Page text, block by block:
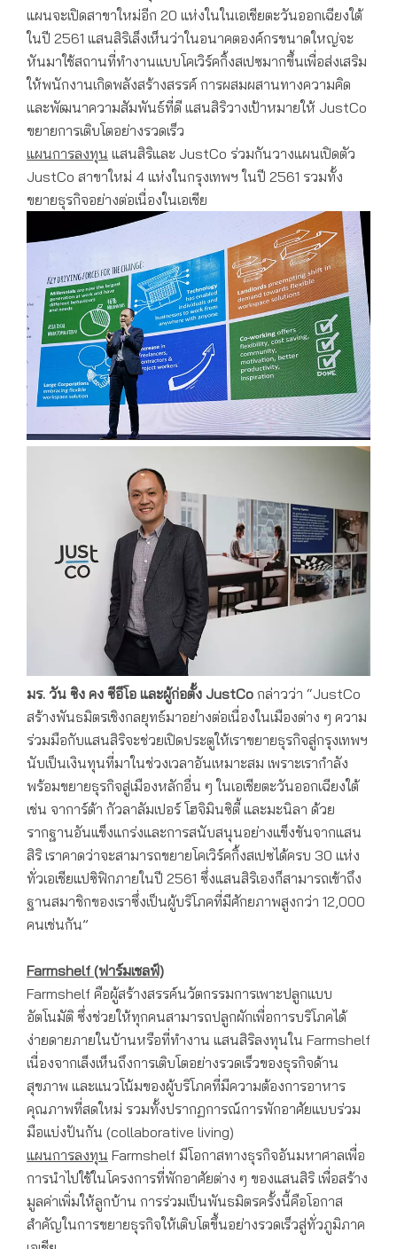
แผนจะเปิดสาขาใหม่อีก 20 แห่งในในเอเชียตะวันออกเฉียงใต้
ในปี 2561 แสนสิริเล็งเห็นว่าในอนาคตองค์กรขนาดใหญ่จะ
หันมาใช้สถานที่ทำงานแบบโคเวิร์คกิ้งสเปซมากขึ้นเพื่อส่งเสริม
ให้พนักงานเกิดพลังสร้างสรรค์ การผสมผสานทางความคิด
และพัฒนาความสัมพันธ์ที่ดี แสนสิริวางเป้าหมายให้ JustCo
ขยายการเติบโตอย่างรวดเร็ว
แผนการลงทุน แสนสิริและ JustCo ร่วมกันวางแผนเปิดตัว
JustCo สาขาใหม่ 4 แห่งในกรุงเทพฯ ในปี 2561 รวมทั้ง
ขยายธุรกิจอย่างต่อเนื่องในเอเชีย
มร. วัน ซิง คง ซีอีโอ และผู้ก่อตั้ง JustCo กล่าวว่า “JustCo
สร้างพันธมิตรเชิงกลยุทธ์มาอย่างต่อเนื่องในเมืองต่าง ๆ ความ
ร่วมมือกับแสนสิริจะช่วยเปิดประตูให้เราขยายธุรกิจสู่กรุงเทพฯ
นับเป็นเงินทุนที่มาในช่วงเวลาอันเหมาะสม เพราะเรากำลัง
พร้อมขยายธุรกิจสู่เมืองหลักอื่น ๆ ในเอเชียตะวันออกเฉียงใต้
เช่น จาการ์ต้า กัวลาลัมเปอร์ โฮจิมินซิตี้ และมะนิลา ด้วย
รากฐานอันแข็งแกร่งและการสนับสนุนอย่างแข็งขันจากแสน
สิริ เราคาดว่าจะสามารถขยายโคเวิร์คกิ้งสเปซได้ครบ 30 แห่ง
ทั่วเอเชียแปซิฟิกภายในปี 2561 ซึ่งแสนสิริเองก็สามารถเข้าถึง
ฐานสมาชิกของเราซึ่งเป็นผู้บริโภคที่มีศักยภาพสูงกว่า 12,000
คนเช่นกัน”
Farmshelf (ฟาร์มเชลฟ์)
Farmshelf คือผู้สร้างสรรค์นวัตกรรมการเพาะปลูกแบบ
อัตโนมัติ ซึ่งช่วยให้ทุกคนสามารถปลูกผักเพื่อการบริโภคได้
ง่ายดายภายในบ้านหรือที่ทำงาน แสนสิริลงทุนใน Farmshelf
เนื่องจากเล็งเห็นถึงการเติบโตอย่างรวดเร็วของธุรกิจด้าน
สุขภาพ และแนวโน้มของผู้บริโภคที่มีความต้องการอาหาร
คุณภาพที่สดใหม่ รวมทั้งปรากฏการณ์การพักอาศัยแบบร่วม
มือแบ่งปันกัน (collaborative living)
แผนการลงทุน Farmshelf มีโอกาสทางธุรกิจอันมหาศาลเพื่อ
การนำไปใช้ในโครงการที่พักอาศัยต่าง ๆ ของแสนสิริ เพื่อสร้าง
มูลค่าเพิ่มให้ลูกบ้าน การร่วมเป็นพันธมิตรครั้งนี้คือโอกาส
สำคัญในการขยายธุรกิจให้เติบโตขึ้นอย่างรวดเร็วสู่ทั่วภูมิภาค